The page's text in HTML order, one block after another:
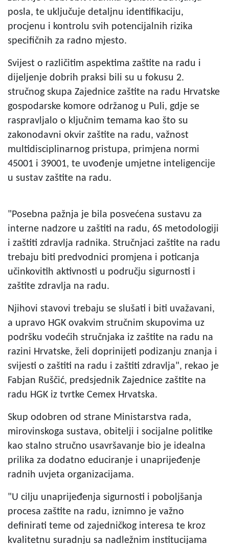
posla, te uključuje detaljnu identifikaciju,
procjenu i kontrolu svih potencijalnih rizika
specifičnih za radno mjesto.
Svijest o različitim aspektima zaštite na radu i
dijeljenje dobrih praksi bili su u fokusu 2.
stručnog skupa Zajednice zaštite na radu Hrvatske
gospodarske komore održanog u Puli, gdje se
raspravljalo o ključnim temama kao što su
zakonodavni okvir zaštite na radu, važnost
multidisciplinarnog pristupa, primjena normi
45001 i 39001, te uvođenje umjetne inteligencije
u sustav zaštite na radu.
"Posebna pažnja je bila posvećena sustavu za
interne nadzore u zaštiti na radu, 6S metodologiji
i zaštiti zdravlja radnika. Stručnjaci zaštite na radu
trebaju biti predvodnici promjena i poticanja
učinkovitih aktivnosti u području sigurnosti i
zaštite zdravlja na radu.
Njihovi stavovi trebaju se slušati i biti uvažavani,
a upravo HGK ovakvim stručnim skupovima uz
podršku vodećih stručnjaka iz zaštite na radu na
razini Hrvatske, želi doprinijeti podizanju znanja i
svijesti o zaštiti na radu i zaštiti zdravlja", rekao je
Fabjan Ruščić, predsjednik Zajednice zaštite na
radu HGK iz tvrtke Cemex Hrvatska.
Skup odobren od strane Ministarstva rada,
mirovinskoga sustava, obitelji i socijalne politike
kao stalno stručno usavršavanje bio je idealna
prilika za dodatno educiranje i unaprijeđenje
radnih uvjeta organizacijama.
"U cilju unaprijeđenja sigurnosti i poboljšanja
procesa zaštite na radu, iznimno je važno
definirati teme od zajedničkog interesa te kroz
kvalitetnu suradnju sa nadležnim institucijama